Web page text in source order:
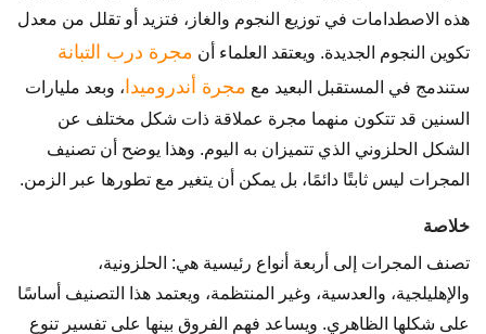
هذه الاصطدامات في توزيع النجوم والغاز، فتزيد أو تقلل من معدل
تكوين النجوم الجديدة. ويعتقد العلماء أن مجرة درب التبانة
ستندمج في المستقبل البعيد مع مجرة أندروميدا ، وبعد مليارات
السنين قد تتكون منهما مجرة عملاقة ذات شكل مختلف عن
الشكل الحلزوني الذي تتميزان به اليوم. وهذا يوضح أن تصنيف
المجرات ليس ثابتًا دائمًا، بل يمكن أن يتغير مع تطورها عبر الزمن.
خلاصة
تصنف المجرات إلى أربعة أنواع رئيسية هي: الحلزونية،
والإهليلجية، والعدسية، وغير المنتظمة، ويعتمد هذا التصنيف أساسًا
على شكلها الظاهري. ويساعد فهم الفروق بينها على تفسير تنوع